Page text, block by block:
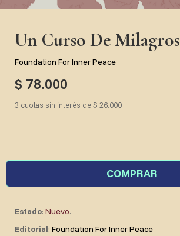
Un Curso De Milagros
Foundation For Inner Peace
$ 78.000
3 cuotas sin interés de $ 26.000
COMPRAR
Estado: Nuevo.
Editorial: Foundation For Inner Peace